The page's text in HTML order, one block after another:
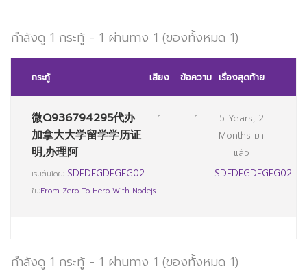
กำลังดู 1 กระทู้ - 1 ผ่านทาง 1 (ของทั้งหมด 1)
กระทู้ เสียง ข้อความ เรื่องสุดท้าย
微Q936794295代办
加拿大大学留学学历证
明,办理阿
เริ่มต้นโดย: SDFDFGDFGFG02
ใน:From Zero To Hero With Nodejs
1 1
5 Years, 2
Months มา
แล้ว
SDFDFGDFGFG02
กำลังดู 1 กระทู้ - 1 ผ่านทาง 1 (ของทั้งหมด 1)